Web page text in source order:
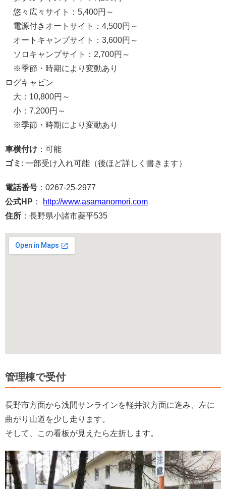
悠々広々サイト：5,400円～
電源付きオートサイト：4,500円～
オートキャンプサイト：3,600円～
ソロキャンプサイト：2,700円～
※季節・時期により変動あり
ログキャビン
大：10,800円～
小：7,200円～
※季節・時期により変動あり
車横付け ：可能
ゴミ : 一部受け入れ可能（後ほど詳しく書きます）
電話番号 ：0267-25-2977
公式HP ：
http://www.asamanomori.com
住所 ：長野県小諸市菱平535
管理棟で受付
長野市方面から浅間サンラインを軽井沢方面に進み、左に
曲がり山道を少し走ります。
そして、この看板が見えたら左折します。